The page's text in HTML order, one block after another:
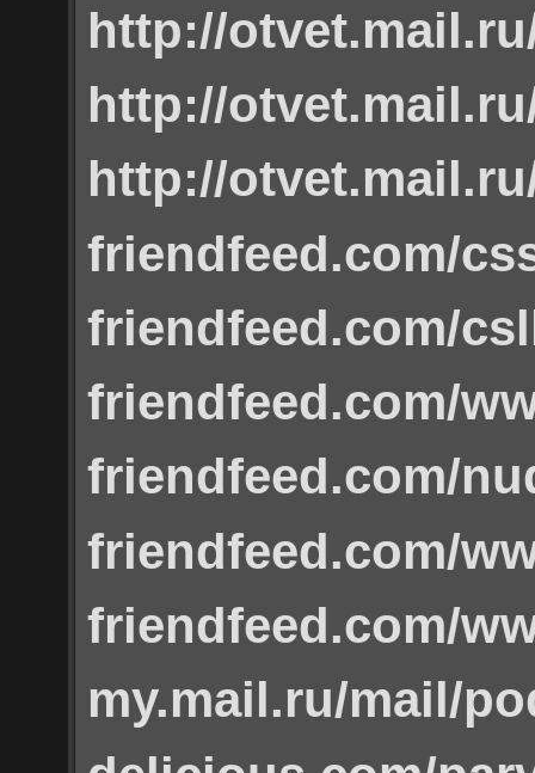
http://
http://
http://
friendfeed.com/
friendfeed.com/
friendfeed.com/
friendfeed.com/
friendfeed.com/
friendfeed.com/
my.mail.ru/mail/